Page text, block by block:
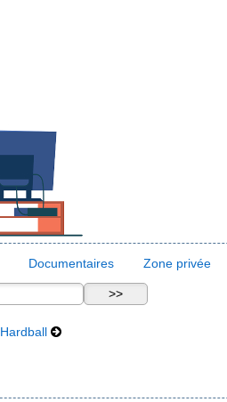
Documentaires Zone privée
Hardball